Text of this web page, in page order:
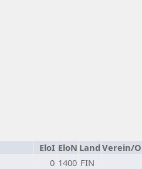
EloI EloN Land Verein/
0 1400 FIN